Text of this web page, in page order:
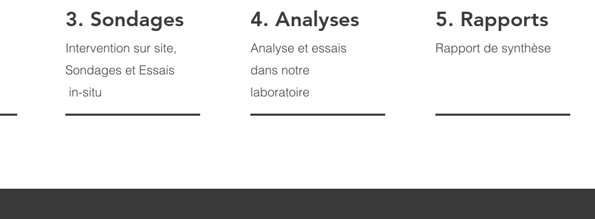
3. Sondages
Intervention sur site,
Sondages et Essais
in-situ
4. Analyses
Analyse et essais
dans notre
laboratoire
5. Rapports
Rapport de synthèse